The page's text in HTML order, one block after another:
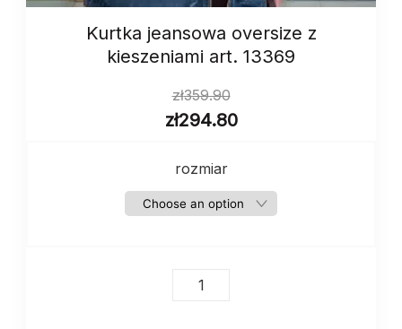
Kurtka jeansowa oversize z
kieszeniami art. 13369
zł359.90
zł294.80
rozmiar
Kurtka